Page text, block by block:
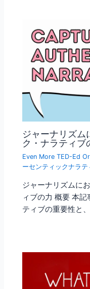
ジャーナリズム
ク・ナラティブ
Even More TED-Ed
ーセンティックナラテ
ジャーナリズムに
ィブの力 概要 本
ティブの重要性と